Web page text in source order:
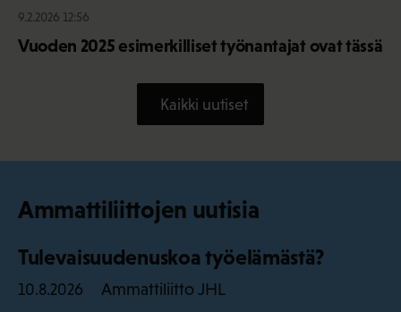
9.2.2026 12:56
Vuoden 2025 esimerkilliset työnantajat ovat tässä
Kaikki uutiset
Ammattiliittojen uutisia
Tulevaisuudenuskoa työelämästä?
10.8.2026 Ammattiliitto JHL